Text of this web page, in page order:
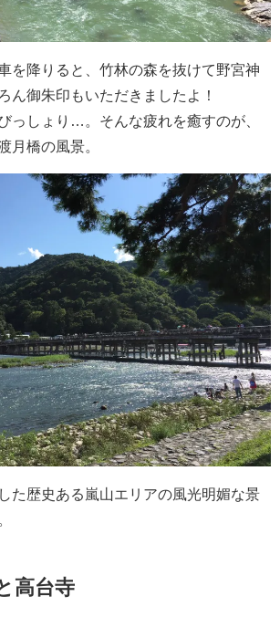
を降りると、竹林の森を抜けて野宮神
ん御朱印もいただきましたよ！
っしょり…。そんな疲れを癒すのが、
月橋の風景。
た歴史ある嵐山エリアの風光明媚な景
高台寺